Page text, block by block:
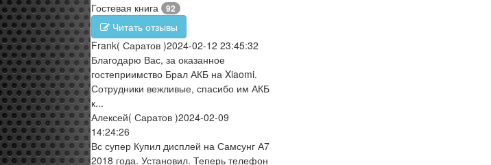
Гостевая книга
92
Читать отзывы
Frank( Саратов )2024-02-12 23:45:32
Благодарю Вас, за оказанное
гостеприимство Брал АКБ на Xiaomi.
Сотрудники вежливые, спасибо им АКБ
к...
Алексей( Саратов )2024-02-09
14:24:26
Вс супер Купил дисплей на Самсунг А7
2018 года. Установил. Теперь телефон